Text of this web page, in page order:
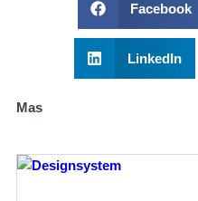
Facebook
LinkedIn
Mas